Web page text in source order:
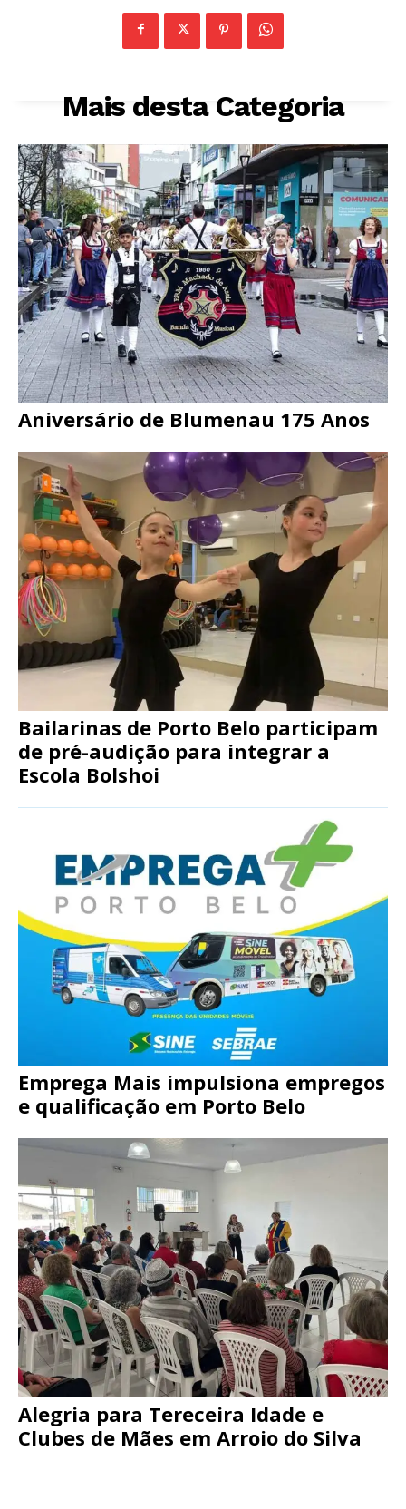
Mais desta Categoria
Aniversário de Blumenau 175 Anos
Bailarinas de Porto Belo participam
de pré-audição para integrar a
Escola Bolshoi
Emprega Mais impulsiona empregos
e qualificação em Porto Belo
Alegria para Tereceira Idade e
Clubes de Mães em Arroio do Silva